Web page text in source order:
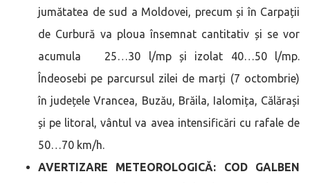
jumătatea de sud a Moldovei, precum și în Carpații
de Curbură va ploua însemnat cantitativ și se vor
acumula 25…30 l/mp și izolat 40…50 l/mp.
Îndeosebi pe parcursul zilei de marți (7 octombrie)
în județele Vrancea, Buzău, Brăila, Ialomița, Călărași
și pe litoral, vântul va avea intensificări cu rafale de
50…70 km/h.
AVERTIZARE METEOROLOGICĂ: COD GALBEN